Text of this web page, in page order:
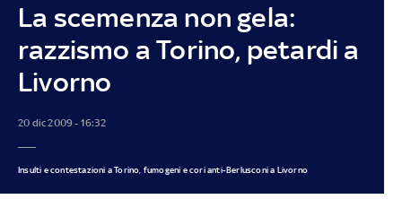
La scemenza non gela:
razzismo a Torino, petardi a
Livorno
20 dic 2009 - 16:32
Insulti e contestazioni a Torino, fumogeni e cori anti-Berlusconi a Livorno